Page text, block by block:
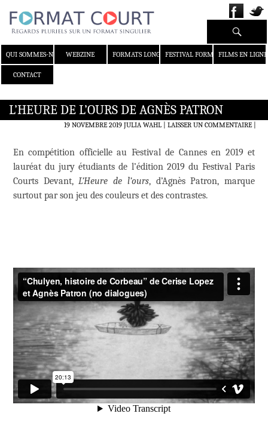
QUI SOMMES-NOUS ?WEBZINE FORMATS LONGS FESTIVAL FORMAT COURT
FILMS EN LIGNE
CONTACT
Recherche
L’HEURE DE L’OURS DE AGNÈS PATRON
19 NOVEMBRE 2019 JULIA WAHL LAISSER UN COMMENTAIRE|
En compétition officielle au Festival de Cannes en 2019 et
lauréat du jury étudiants de l’édition 2019 du Festival Paris
Courts Devant,L’Heure de l’ours, d’Agnès Patron, marque
surtout par son jeu des couleurs et des contrastes.